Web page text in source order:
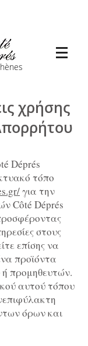
χρήσης
Déprés
τόπο
για την
Côté Déprés
στους
επίσης να
προϊόντα
προμηθευτών.
αυτού τόπου
όρων και